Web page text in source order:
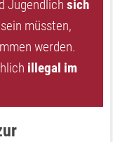
Jugendlichsich
sein müssten,
werden.
illegal im